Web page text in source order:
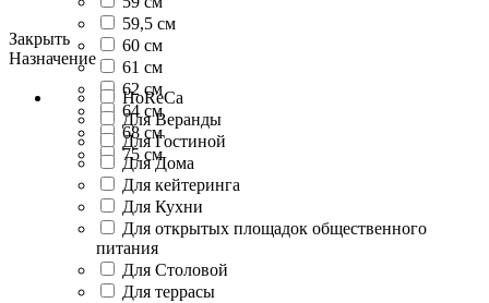
59,5 см
60 см
61 см
62 см
64 см
68 см
75 см
Закрыть
Назначение
HoReCa
Для Веранды
Для Гостиной
Для Дома
Для кейтеринга
Для Кухни
Для открытых площадок общественного
питания
Для Столовой
Для террасы